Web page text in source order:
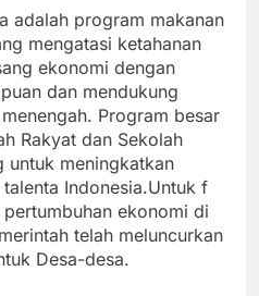
adalah program makanan
mengatasi ketahanan
ekonomi dengan
dan mendukung
Program besar
Rakyat dan Sekolah
untuk meningkatkan
Indonesia.Untuk f
ekonomi di
telah meluncurkan
Desa-desa.